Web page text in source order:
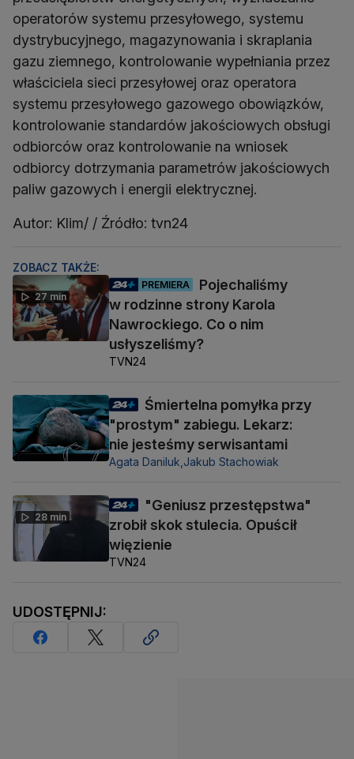
operatorów systemu przesyłowego, systemu
dystrybucyjnego, magazynowania i skraplania
gazu ziemnego, kontrolowanie wypełniania przez
właściciela sieci przesyłowej oraz operatora
systemu przesyłowego gazowego obowiązków,
kontrolowanie standardów jakościowych obsługi
odbiorców oraz kontrolowanie na wniosek
odbiorcy dotrzymania parametrów jakościowych
paliw gazowych i energii elektrycznej.
Autor: Klim/ / Źródło: tvn24
ZOBACZ TAKŻE:
27 min
PREMIERA
Pojechaliśmy
w rodzinne strony Karola
Nawrockiego. Co o nim
usłyszeliśmy?
TVN24
Śmiertelna pomyłka przy
"prostym" zabiegu. Lekarz:
nie jesteśmy serwisantami
Agata Daniluk, Jakub Stachowiak
28 min
"Geniusz przestępstwa"
zrobił skok stulecia. Opuścił
więzienie
TVN24
UDOSTĘPNIJ: